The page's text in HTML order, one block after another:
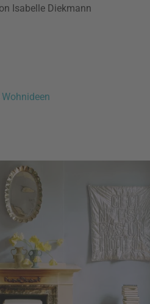
Isabelle Diekmann
Wohnideen